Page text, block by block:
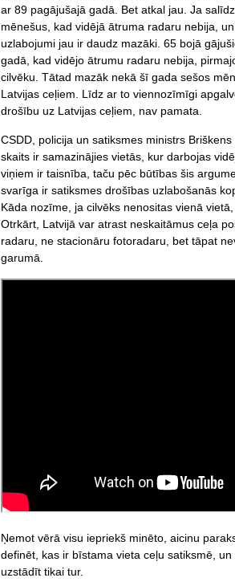
ar 89 pagājušajā gadā. Bet atkal jau. Ja
mēnešus, kad vidējā ātruma radaru nebija,
uzlabojumi jau ir daudz mazāki. 65 bojā
gadā, kad vidējo ātrumu radaru nebija,
cilvēku. Tātad mazāk nekā šī gada sešos
Latvijas ceļiem. Līdz ar to viennozīmīgi
drošību uz Latvijas ceļiem, nav pamata.
CSDD, policija un satiksmes ministrs
skaits ir samazinājies vietās, kur darbojas
viņiem ir taisnība, taču pēc būtības šis
svarīga ir satiksmes drošības uzlabošanās
Kāda nozīme, ja cilvēks nenositas vienā
Otrkārt, Latvijā var atrast neskaitāmus ceļa
radaru, ne stacionāru fotoradaru, bet tāpat
garumā.
Ņemot vērā visu iepriekš minēto, aicinu
definēt, kas ir bīstama vieta ceļu satiksmē,
uzstādīt tikai tur.